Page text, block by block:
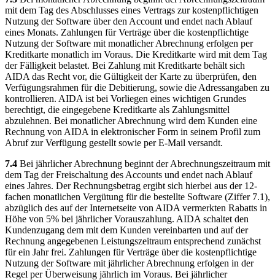
mit dem Tag des Abschlusses eines Vertrags zur kostenpflichtigen
Nutzung der Software über den Account und endet nach Ablauf
eines Monats. Zahlungen für Verträge über die kostenpflichtige
Nutzung der Software mit monatlicher Abrechnung erfolgen per
Kreditkarte monatlich im Voraus. Die Kreditkarte wird mit dem Tag
der Fälligkeit belastet. Bei Zahlung mit Kreditkarte behält sich
AIDA das Recht vor, die Gültigkeit der Karte zu überprüfen, den
Verfügungsrahmen für die Debitierung, sowie die Adressangaben zu
kontrollieren. AIDA ist bei Vorliegen eines wichtigen Grundes
berechtigt, die eingegebene Kreditkarte als Zahlungsmittel
abzulehnen. Bei monatlicher Abrechnung wird dem Kunden eine
Rechnung von AIDA in elektronischer Form in seinem Profil zum
Abruf zur Verfügung gestellt sowie per E-Mail versandt.
7.4 Bei jährlicher Abrechnung beginnt der Abrechnungszeitraum mit
dem Tag der Freischaltung des Accounts und endet nach Ablauf
eines Jahres. Der Rechnungsbetrag ergibt sich hierbei aus der 12-
fachen monatlichen Vergütung für die bestellte Software (Ziffer 7.1),
abzüglich des auf der Internetseite von AIDA vermerkten Rabatts in
Höhe von 5% bei jährlicher Vorauszahlung. AIDA schaltet den
Kundenzugang dem mit dem Kunden vereinbarten und auf der
Rechnung angegebenen Leistungszeitraum entsprechend zunächst
für ein Jahr frei. Zahlungen für Verträge über die kostenpflichtige
Nutzung der Software mit jährlicher Abrechnung erfolgen in der
Regel per Überweisung jährlich im Voraus. Bei jährlicher